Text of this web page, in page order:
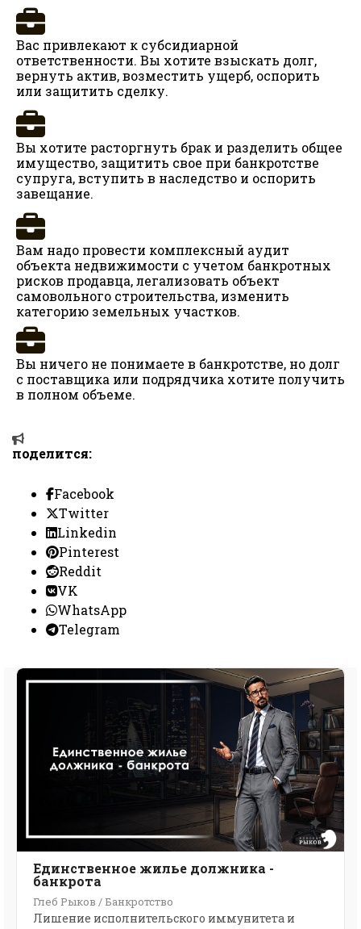
Вас привлекают к субсидиарной
ответственности. Вы хотите взыскать долг,
вернуть актив, возместить ущерб, оспорить
или защитить сделку.
Вы хотите расторгнуть брак и разделить общее
имущество, защитить свое при банкротстве
супруга, вступить в наследство и оспорить
завещание.
Вам надо провести комплексный аудит
объекта недвижимости с учетом банкротных
рисков продавца, легализовать объект
самовольного строительства, изменить
категорию земельных участков.
Вы ничего не понимаете в банкротстве, но долг
с поставщика или подрядчика хотите получить
в полном объеме.
поделится:
Facebook
Twitter
Linkedin
Pinterest
Reddit
VK
WhatsApp
Telegram
Eдинственное жилье должника -
банкрота
Глеб Рыков / Банкротство
Лишение исполнительского иммунитета и